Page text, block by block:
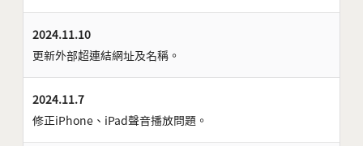
2024.11.10
更新外部超連結網址及名稱。
2024.11.7
修正iPhone、iPad聲音播放問題。